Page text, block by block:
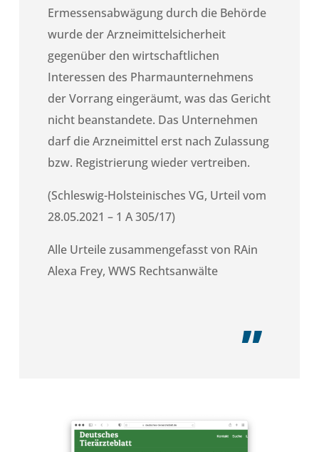
Ermessensabwägung durch die Behörde
wurde der Arzneimittelsicherheit
gegenüber den wirtschaftlichen
Interessen des Pharmaunternehmens
der Vorrang eingeräumt, was das Gericht
nicht beanstandete. Das Unternehmen
darf die Arzneimittel erst nach Zulassung
bzw. Registrierung wieder vertreiben.
(Schleswig-Holsteinisches VG, Urteil vom
28.05.2021 – 1 A 305/17)
Alle Urteile zusammengefasst von RAin
Alexa Frey, WWS Rechtsanwälte
„